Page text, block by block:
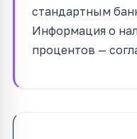
стандартным
Информация о
процентов —